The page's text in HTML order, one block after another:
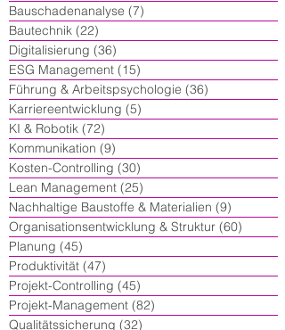
Bauschadenanalyse (7)
Bautechnik (22)
Digitalisierung (36)
ESG Management (15)
Führung & Arbeitspsychologie (36)
Karriereentwicklung (5)
KI & Robotik (72)
Kommunikation (9)
Kosten-Controlling (30)
Lean Management (25)
Nachhaltige Baustoffe & Materialien (9)
Organisationsentwicklung & Struktur (60)
Planung (45)
Produktivität (47)
Projekt-Controlling (45)
Projekt-Management (82)
Qualitätssicherung (32)